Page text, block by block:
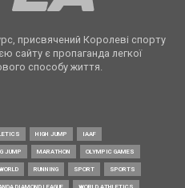
присвячений Королеві спорту
сайту є пропаганда легкої
способу життя.
HIGH JUMP IAAF
JUMP MARATHON OLYMPIC GAMES
RUNNING SPORT SPORTS